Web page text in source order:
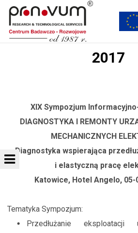
2017
XIX Sympozjum
DIAGNOSTYKA I REMONTY
MECHANICZNYCH
Diagnostyka wspierająca
i elastyczną pracę
Katowice, Hotel Angelo, 05-
Tematyka Sympozjum:
Przedłużanie eksploatacji